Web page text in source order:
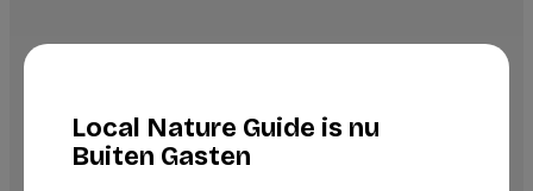
Local Nature Guide is nu
Buiten Gasten